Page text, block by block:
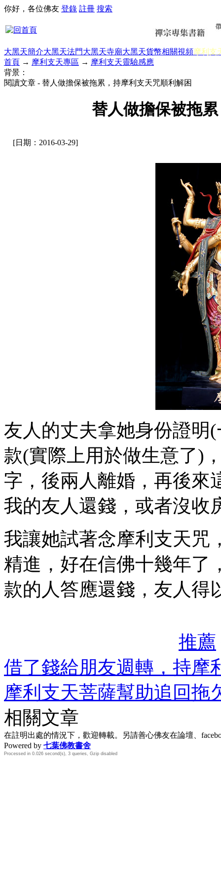
你好，各位佛友 登錄 註冊 搜索
大黑天簡介大黑天法門大黑天寺廟大黑天貨幣相關視頻摩利支
首頁 → 摩利支天專區 → 摩利支天靈驗感應
背景：
閱讀文章 - 替人做擔保被拖累，持摩利支天咒順利解困
替人做擔保被拖
[日期：2016-03-29]
友人的丈夫拿她身份證明
款(實際上用於做生意了)
字，後兩人離婚，再後來
我的友人還錢，或者沒收
我讓她試著念摩利支天咒
精進，好在信佛十幾年了
款的人答應還錢，友人得
推薦
借了錢給朋友週轉，持摩
摩利支天菩薩幫助追回拖
相關文章
在註明出處的情況下，歡迎轉載。另請善心佛友在論壇、
Powered by 七葉佛教書舍
Processed in 0.026 second(s), 3 queries, Gzip disabled